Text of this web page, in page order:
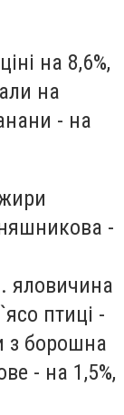
на 8,6%,
на
- на
-
яловичина
птиці -
з борошна
- на 1,5%,